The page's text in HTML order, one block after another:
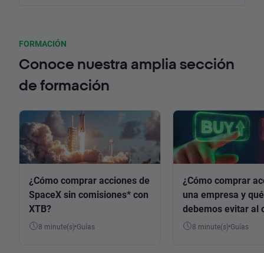
FORMACIÓN
Conoce nuestra amplia sección
de formación
¿Cómo comprar acciones de
SpaceX sin comisiones* con
XTB?
8 minute(s) Guías
¿Cómo comprar
una empresa y
debemos evitar al
8 minute(s) Guías